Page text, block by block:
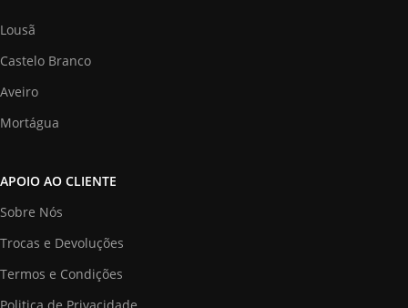
Lousã
Castelo Branco
Aveiro
Mortágua
APOIO AO CLIENTE
Sobre Nós
Trocas e Devoluções
Termos e Condições